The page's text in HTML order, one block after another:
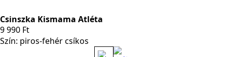
Csinszka Kismama Atléta
9 990 Ft
Szín: piros-fehér csíkos